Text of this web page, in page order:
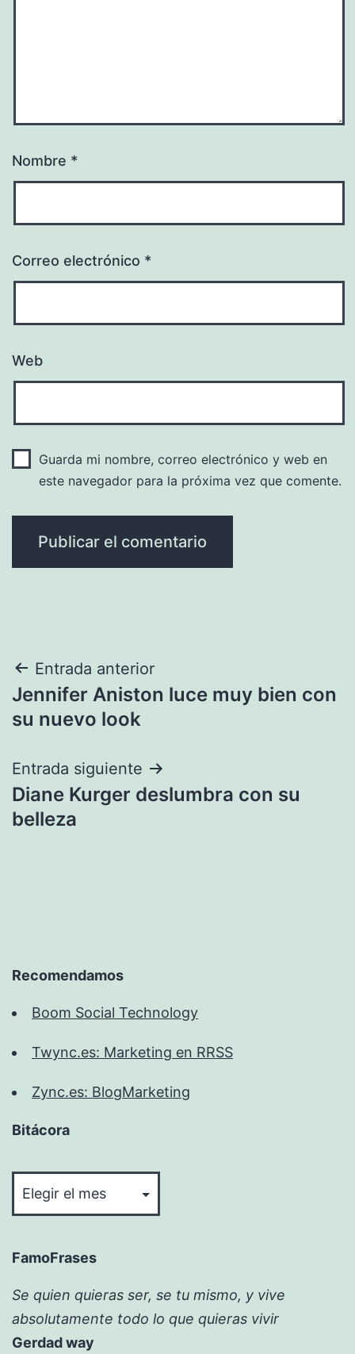
Nombre *
Correo electrónico *
Web
Guarda mi nombre, correo electrónico y web en
este navegador para la próxima vez que comente.
Navegación
de
Entrada anterior
Jennifer Aniston luce muy bien con
su nuevo look
Entrada siguiente
Diane Kurger deslumbra con su
belleza
Recomendamos
Boom Social Technology
Twync.es: Marketing en RRSS
Zync.es: BlogMarketing
Bitácora
FamoFrases
Se quien quieras ser, se tu mismo, y vive
absolutamente todo lo que quieras vivir
Gerdad way